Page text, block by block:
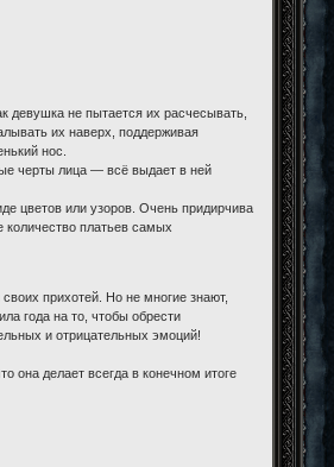
не пытается их расчесывать,
их наверх, поддерживая
нос.
черты лица — всё выдает в ней
цветов или узоров. Очень придирчива
платьев самых
прихотей. Но не многие знают,
года на то, чтобы обрести
и отрицательных эмоций!
она делает всегда в конечном итоге